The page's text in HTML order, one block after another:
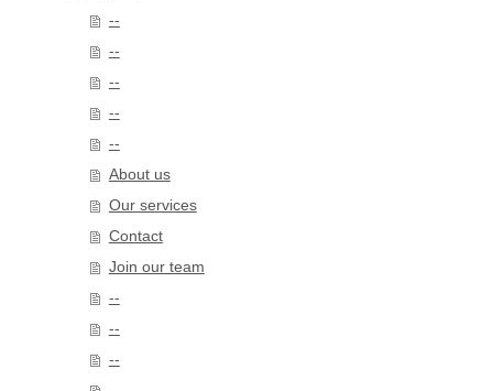
--
--
--
--
--
About us
Our services
Contact
Join our team
--
--
--